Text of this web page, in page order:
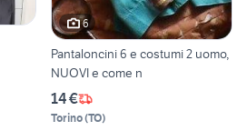
6
Pantaloncini 6 e costumi 2 uomo,
NUOVI e come n
14 €
Torino(TO)